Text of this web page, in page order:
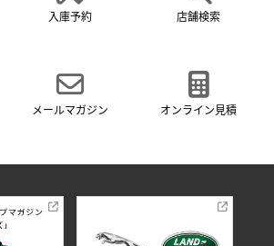
入庫予約 店舗検索
メールマガジン オンライン見積